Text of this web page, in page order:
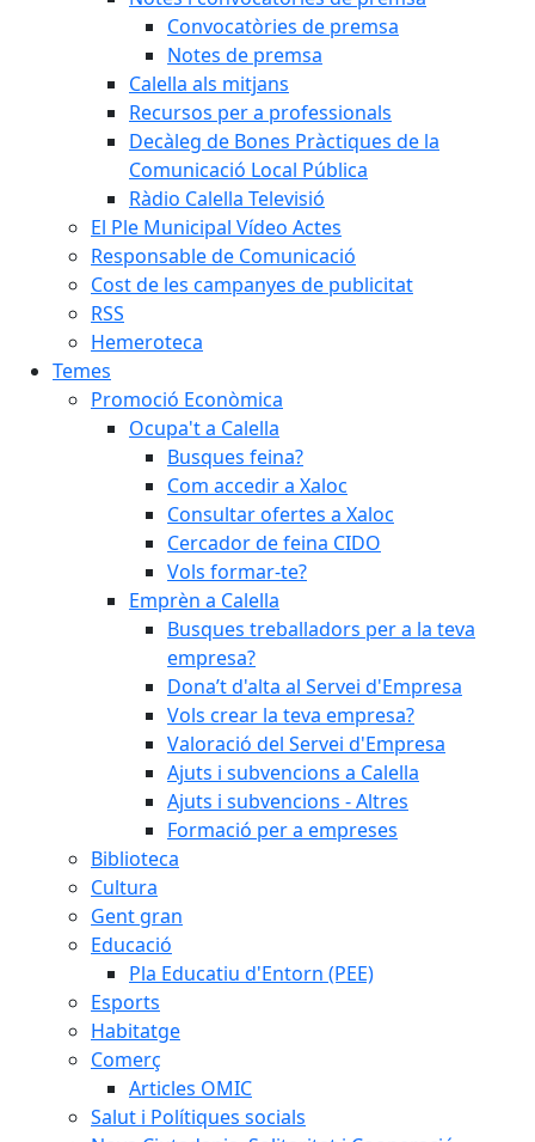
Convocatòries de premsa
Notes de premsa
Calella als mitjans
Recursos per a professionals
Decàleg de Bones Pràctiques de la
Comunicació Local Pública
Ràdio Calella Televisió
El Ple Municipal Vídeo Actes
Responsable de Comunicació
Cost de les campanyes de publicitat
RSS
Hemeroteca
Temes
Promoció Econòmica
Ocupa't a Calella
Busques feina?
Com accedir a Xaloc
Consultar ofertes a Xaloc
Cercador de feina CIDO
Vols formar-te?
Emprèn a Calella
Busques treballadors per a la teva
empresa?
Dona’t d'alta al Servei d'Empresa
Vols crear la teva empresa?
Valoració del Servei d'Empresa
Ajuts i subvencions a Calella
Ajuts i subvencions - Altres
Formació per a empreses
Biblioteca
Cultura
Gent gran
Educació
Pla Educatiu d'Entorn (PEE)
Esports
Habitatge
Comerç
Articles OMIC
Salut i Polítiques socials